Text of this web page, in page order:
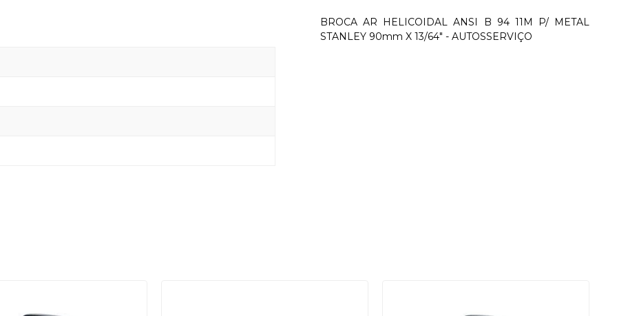
BROCA AR HELICOIDAL ANSI B 94 11M P/ METAL
STANLEY 90mm X 13/64" - AUTOSSERVIÇO